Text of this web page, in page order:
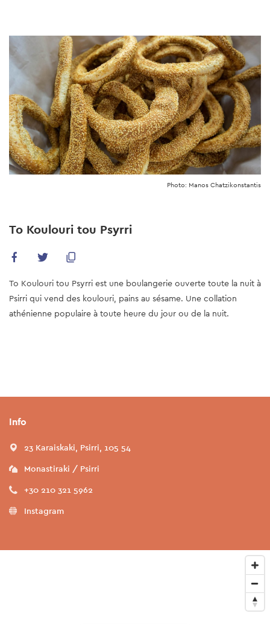
main
content
Photo: Manos Chatzikonstantis
To Koulouri tou Psyrri
To Koulouri tou Psyrri est une boulangerie ouverte toute la nuit à
Psirri qui vend des koulouri, pains au sésame. Une collation
athénienne populaire à toute heure du jour ou de la nuit.
Info
23 Karaiskaki, Psirri, 105 54
Monastiraki / Psirri
+30 210 321 5962
Instagram